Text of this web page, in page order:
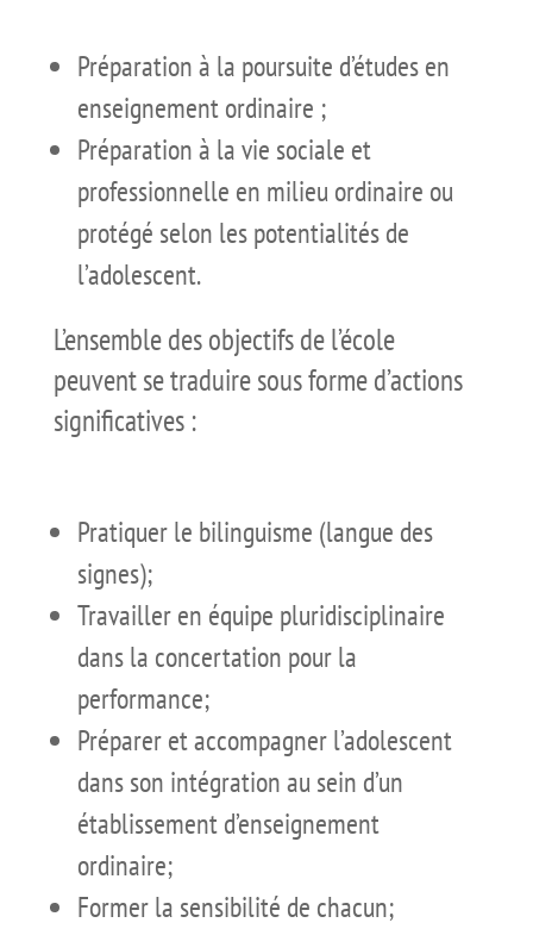
Préparation à la poursuite d’études en
enseignement ordinaire ;
Préparation à la vie sociale et
professionnelle en milieu ordinaire ou
protégé selon les potentialités de
l’adolescent.
L’ensemble des objectifs de l’école
peuvent se traduire sous forme d’actions
significatives :
Pratiquer le bilinguisme (langue des
signes);
Travailler en équipe pluridisciplinaire
dans la concertation pour la
performance;
Préparer et accompagner l’adolescent
dans son intégration au sein d’un
établissement d’enseignement
ordinaire;
Former la sensibilité de chacun;